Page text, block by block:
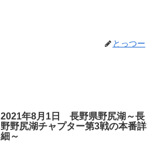
とっつー
2021年8月1日 長野県野尻湖～長
野野尻湖チャプター第3戦の本番詳
細～